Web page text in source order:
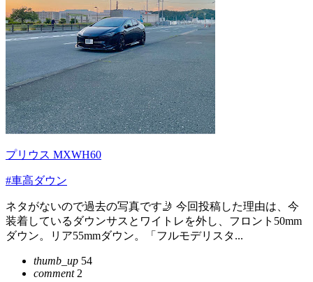
プリウス MXWH60
#車高ダウン
ネタがないので過去の写真です🤳 今回投稿した理由は、今
装着しているダウンサスとワイトレを外し、フロント50mm
ダウン。リア55mmダウン。「フルモデリスタ...
thumb_up 54
comment2